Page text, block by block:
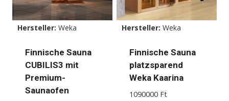
Optionen
können
auf
der
Produktseite
gewählt
werden
Optionen
können
auf
der
Produktseite
gewählt
werden
Hersteller: Weka
Finnische Sauna
CUBILIS3 mit
Premium-
Saunaofen
Hersteller: Weka
Finnische Sauna
platzsparend
Weka Kaarina
1090000 Ft